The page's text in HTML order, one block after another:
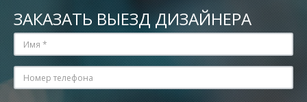
ЗАКАЗАТЬ ВЫЕЗД ДИЗАЙНЕРА